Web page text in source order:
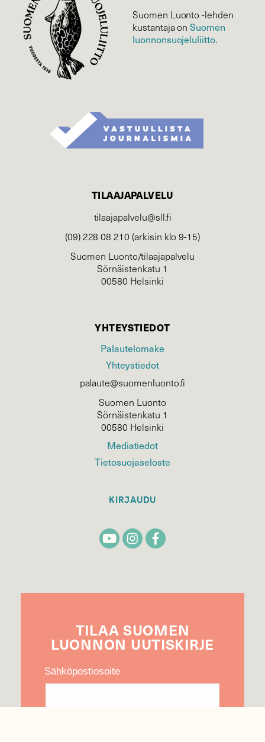
Suomen Luonto -lehden
kustantaja onSuomen
luonnonsuojelu­liitto.
TILAAJAPALVELU
tilaajapalvelu@sll.fi
(09) 228 08 210 (arkisin klo 9-15)
Suomen Luonto/tilaajapalvelu
Sörnäistenkatu 1
00580 Helsinki
YHTEYSTIEDOT
Palautelomake
Yhteystiedot
palaute@suomenluonto.fi
Suomen Luonto
Sörnäistenkatu 1
00580 Helsinki
Mediatiedot
Tietosuojaseloste
KIRJAUDU
TILAA SUOMEN
LUONNON UUTIS­KIRJE
Sähköpostiosoite